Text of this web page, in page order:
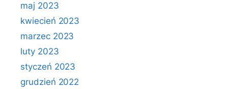
maj 2023
kwiecień 2023
marzec 2023
luty 2023
styczeń 2023
grudzień 2022